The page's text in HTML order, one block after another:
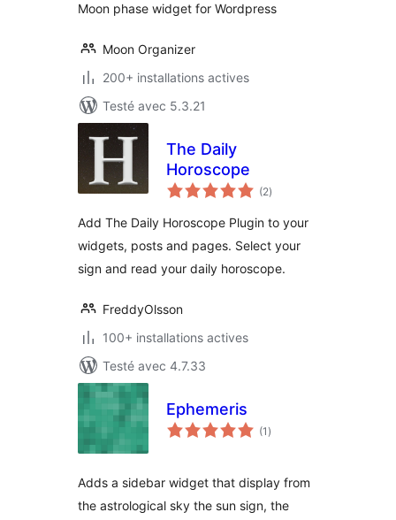
Moon phase widget for Wordpress
Moon Organizer
200+ installations actives
Testé avec 5.3.21
The Daily
Horoscope
(2notes
en
)
Add The Daily Horoscope Plugin to your
widgets, posts and pages. Select your
sign and read your daily horoscope.
FreddyOlsson
100+ installations actives
Testé avec 4.7.33
Ephemeris
(1 notes
en
)
Adds a sidebar widget that display from
the astrological sky the sun sign, the